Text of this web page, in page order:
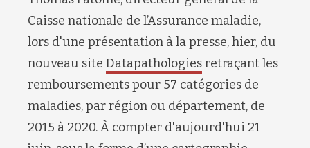
Caisse nationale de l’Assurance maladie,
lors d'une présentation à la presse, hier, du
nouveau site Datapathologiesretraçant les
remboursements pour 57 catégories de
maladies, par région ou département, de
2015 à 2020. À compter d'aujourd'hui 21